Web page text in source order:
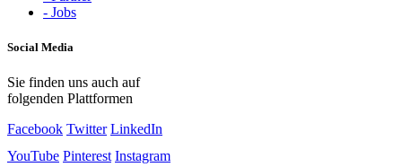
- Jobs
Social Media
Sie finden uns auch auf
folgenden Plattformen
Facebook Twitter LinkedIn
YouTube Pinterest Instagram